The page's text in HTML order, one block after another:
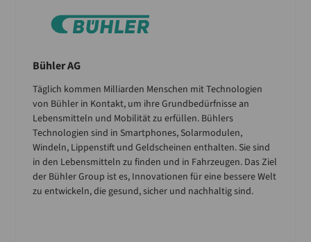
Bühler AG
Täglich kommen Milliarden Menschen mit Technologien
von Bühler in Kontakt, um ihre Grundbedürfnisse an
Lebensmitteln und Mobilität zu erfüllen. Bühlers
Technologien sind in Smartphones, Solarmodulen,
Windeln, Lippenstift und Geldscheinen enthalten. Sie sind
in den Lebensmitteln zu finden und in Fahrzeugen. Das Ziel
der Bühler Group ist es, Innovationen für eine bessere Welt
zu entwickeln, die gesund, sicher und nachhaltig sind.